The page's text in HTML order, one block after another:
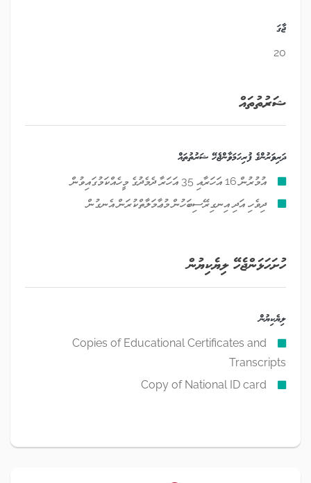
ޖާގަ
20
ޝަރުތުތައް
ދަރިވަރުންގެ ފުރިހަމަވާންޖެހޭ ޝަރުތުތައް
އުމުރުން 16 އަހަރާއި 35 އަހަރާ ދެމެދުގެ މީހެއްކަމުގައިވުން
ދިވެހި އަދި އިނގިރޭސިބަހުން މުޢާމަލާތްކުރަން އެނގުން
ހުށަހަޅަންޖެހޭ ލިޔެކިޔުން
ލިޔެކިޔުން
Copies of Educational Certificates and
Transcripts
Copy of National ID card